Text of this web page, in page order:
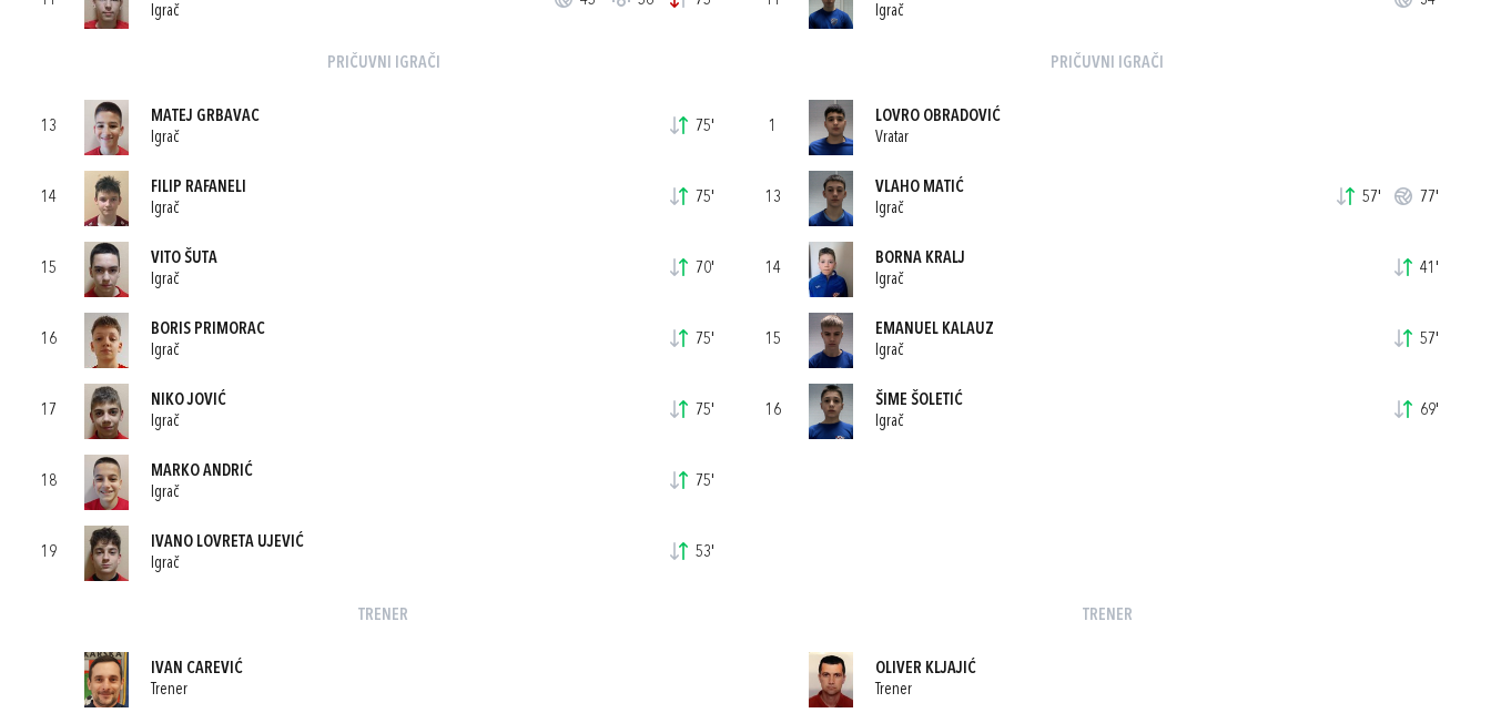
Igrač
PRIČUVNI IGRAČI
13
MATEJ GRBAVAC
Igrač
75'
14
FILIP RAFANELI
Igrač
75'
15
VITO ŠUTA
Igrač
70'
16
BORIS PRIMORAC
Igrač
75'
17
NIKO JOVIĆ
Igrač
75'
18
MARKO ANDRIĆ
Igrač
75'
19
IVANO LOVRETA UJEVIĆ
Igrač
53'
TRENER
IVAN CAREVIĆ
Trener
Igrač
PRIČUVNI IGRAČI
1
LOVRO OBRADOVIĆ
Vratar
13
VLAHO MATIĆ
Igrač
57' 77'
14
BORNA KRALJ
Igrač
41'
15
EMANUEL KALAUZ
Igrač
57'
16
ŠIME ŠOLETIĆ
Igrač
69'
TRENER
OLIVER KLJAJIĆ
Trener